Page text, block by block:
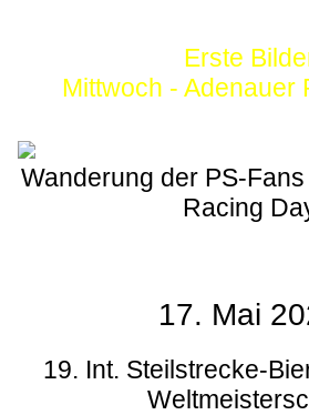
Erste
Mittwoch - Adenauer
Wanderung der PS-
Racing
17. Mai
19. Int. Steilstrecke-